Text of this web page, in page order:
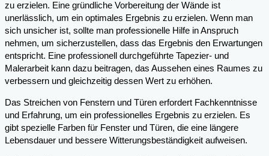
zu erzielen. Eine gründliche Vorbereitung der Wände ist
unerlässlich, um ein optimales Ergebnis zu erzielen. Wenn man
sich unsicher ist, sollte man professionelle Hilfe in Anspruch
nehmen, um sicherzustellen, dass das Ergebnis den Erwartungen
entspricht. Eine professionell durchgeführte Tapezier- und
Malerarbeit kann dazu beitragen, das Aussehen eines Raumes zu
verbessern und gleichzeitig dessen Wert zu erhöhen.
Das Streichen von Fenstern und Türen erfordert Fachkenntnisse
und Erfahrung, um ein professionelles Ergebnis zu erzielen. Es
gibt spezielle Farben für Fenster und Türen, die eine längere
Lebensdauer und bessere Witterungsbeständigkeit aufweisen.